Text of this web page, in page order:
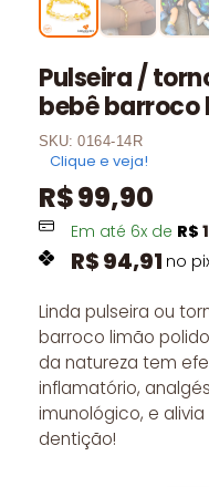
Pulseira /
bebê barroco
SKU: 0164-14R
Clique e veja!
R$99,90
Em até 6x de R$
R$94,91 no
Linda pulseira ou
barroco limão
da natureza tem
inflamatório,
imunológico, e
dentição!